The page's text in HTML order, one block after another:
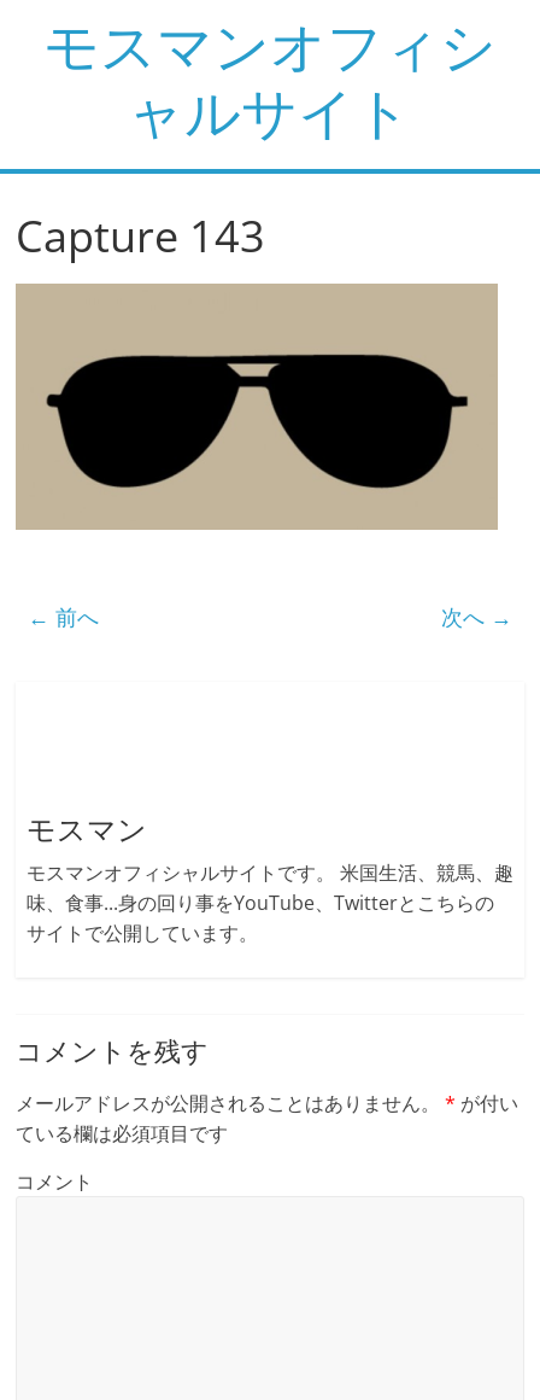
へ
プ
モスマンオフィシ
ャルサイト
Capture 143
← 前へ 次へ →
モスマン
モスマンオフィシャルサイトです。 米国生活、競馬、趣
味、食事...身の回り事をYouTube、Twitterとこちらの
サイトで公開しています。
コメントを残す
メールアドレスが公開されることはありません。 * が付い
ている欄は必須項目です
コメント